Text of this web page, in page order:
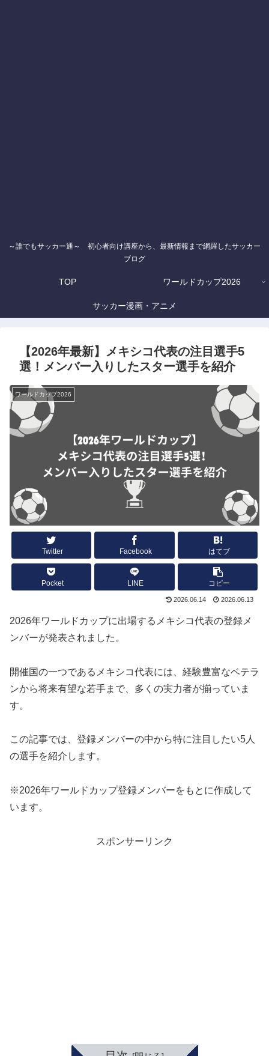
～誰でもサッカー通～ 初心者向け講座から、最新情報まで網羅したサッカー
ブログ
TOP ワールドカップ2026
サッカー漫画・アニメ
【2026年最新】メキシコ代表の注目選手5
選！メンバー入りしたスター選手を紹介
ワールドカップ2026
Twitter Facebook はてブ
Pocket LINE コピー
2026.06.14 2026.06.13
2026年ワールドカップに出場するメキシコ代表の登録メ
ンバーが発表されました。
開催国の一つであるメキシコ代表には、経験豊富なベテラ
ンから将来有望な若手まで、多くの実力者が揃っていま
す。
この記事では、登録メンバーの中から特に注目したい5人
の選手を紹介します。
※2026年ワールドカップ登録メンバーをもとに作成して
います。
スポンサーリンク